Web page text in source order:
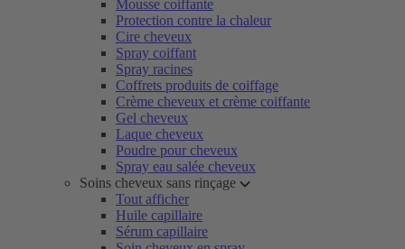
Mousse coiffante
Protection contre la chaleur
Cire cheveux
Spray coiffant
Spray racines
Coffrets produits de coiffage
Crème cheveux et crème coiffante
Gel cheveux
Laque cheveux
Poudre pour cheveux
Spray eau salée cheveux
Soins cheveux sans rinçage
Tout afficher
Huile capillaire
Sérum capillaire